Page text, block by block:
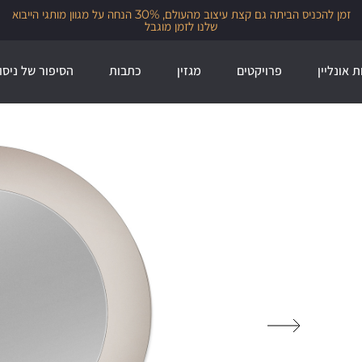
זמן להכניס הביתה גם קצת עיצוב מהעולם, 30% הנחה על מגוון מותגי הייבוא
שלנו לזמן מוגבל
אונליין פרויקטים מגזין כתבות הסיפור של ניסו